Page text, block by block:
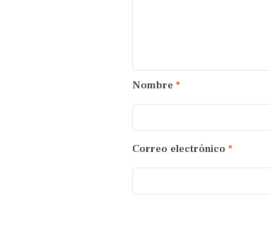
Nombre *
Correo electrónico *